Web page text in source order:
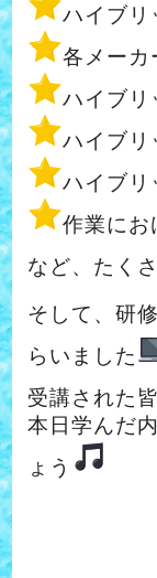
ハイブリ
各メーカ
ハイブリ
ハイブリ
ハイブリ
作業にお
など、たく
そして、研
らいました
受講された
本日学んだ
ょう